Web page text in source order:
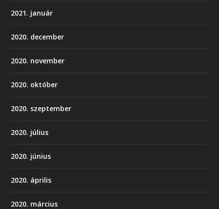
2021. január
2020. december
2020. november
2020. október
2020. szeptember
2020. július
2020. június
2020. április
2020. március